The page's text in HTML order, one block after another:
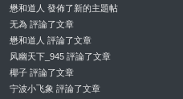
懋和道人 發佈了新的主題帖
无為 評論了文章
懋和道人 評論了文章
风幽天下_945 評論了文章
椰子 評論了文章
宁波小飞象 評論了文章